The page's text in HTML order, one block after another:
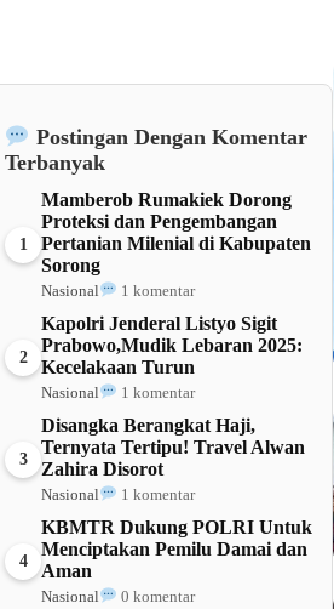
Postingan Dengan Komentar
Terbanyak
1
Mamberob Rumakiek Dorong
Proteksi dan Pengembangan
Pertanian Milenial di Kabupaten
Sorong
Nasional 1 komentar
2
Kapolri Jenderal Listyo Sigit
Prabowo,Mudik Lebaran 2025:
Kecelakaan Turun
Nasional 1 komentar
3
Disangka Berangkat Haji,
Ternyata Tertipu! Travel Alwan
Zahira Disorot
Nasional 1 komentar
4
KBMTR Dukung POLRI Untuk
Menciptakan Pemilu Damai dan
Aman
Nasional 0 komentar